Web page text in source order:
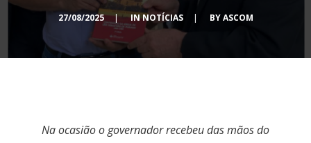
27/08/2025 | INNOTÍCIAS | BYASCOM
Na ocasião o governador recebeu das mãos do